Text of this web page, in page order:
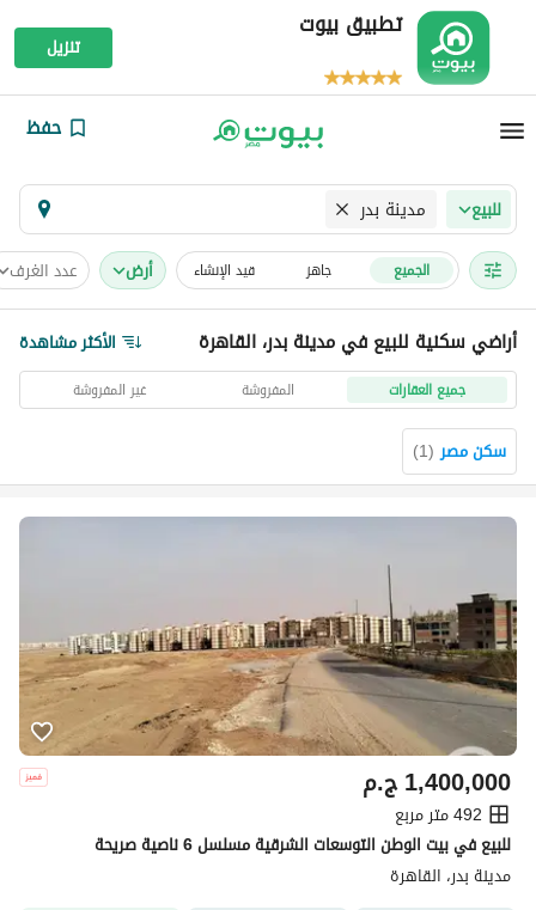
تطبيق بيوت
تنزيل
حفظ
للبيع مدينة بدر
الجميع جاهز قيد الإنشاء أرض عدد الغرف
أراضي سكنية للبيع في مدينة بدر، القاهرة الأكثر مشاهدة
جميع العقارات المفروشة غير المفروشة
سكن مصر (
1
)
ج.م1,400,000
492 متر مربع
للبيع في بيت الوطن التوسعات الشرقية مسلسل 6 ناصية صريحة
مدينة بدر، القاهرة